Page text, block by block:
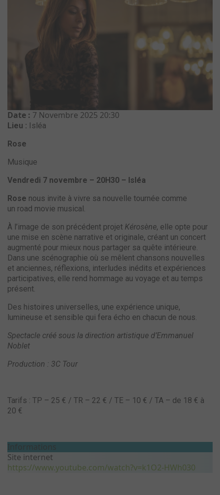
Date : 7 Novembre 2025 20:30
Lieu : Isléa
Rose
Musique
Vendredi 7 novembre – 20H30 – Isléa
Rose nous invite à vivre sa nouvelle tournée comme
un road movie musical.
À l’image de son précédent projet Kérosène, elle opte pour
une mise en scène narrative et originale, créant un concert
augmenté pour mieux nous partager sa quête intérieure.
Dans une scénographie où se mêlent chansons nouvelles
et anciennes, réflexions, interludes inédits et expériences
participatives, elle rend hommage au voyage et au temps
présent.
Des histoires universelles, une expérience unique,
lumineuse et sensible qui fera écho en chacun de nous.
Spectacle créé sous la direction artistique d’Emmanuel
Noblet
Production : 3C Tour
Tarifs : TP – 25 € / TR – 22 € / TE – 10 € / TA – de 18 € à
20 €
Site internet
https://www.youtube.com/watch?v=k1O2-HWh030